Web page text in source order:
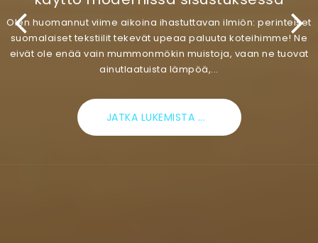
Olen huomannut viime aikoina ihastuttavan ilmiön: perinteiset
suomalaiset tekstiilit tekevät upeaa paluuta koteihimme! Ne
eivät ole enää vain mummonmökin muistoja, vaan ne tuovat
ainutlaatuista lämpöä,...